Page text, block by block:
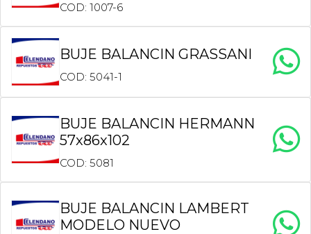
COD: 1007-6
BUJE BALANCIN GRASSANI
COD: 5041-1
BUJE BALANCIN HERMANN
57x86x102
COD: 5081
BUJE BALANCIN LAMBERT
MODELO NUEVO